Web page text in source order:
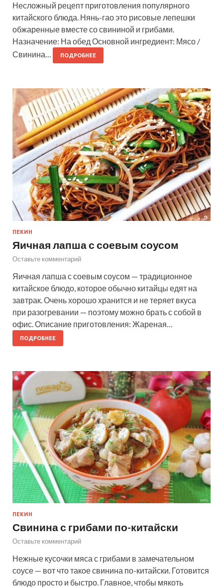
Несложный рецепт приготовления популярного
китайского блюда. Нянь-гао это рисовые лепешки
обжаренные вместе со свининой и грибами.
Назначение: На обед Основной ингредиент: Мясо /
Свинина…
ПОДРОБНЕЕ
ПЕКИН
Яичная лапша с соевым соусом
Оставьте комментарий
Яичная лапша с соевым соусом — традиционное
китайское блюдо, которое обычно китайцы едят на
завтрак. Очень хорошо хранится и не теряет вкуса
при разогревании — поэтому можно брать с собой в
офис. Описание приготовления: Жареная…
ПОДРОБНЕЕ
ПЕКИН
Свинина с грибами по-китайски
Оставьте комментарий
Нежные кусочки мяса с грибами в замечательном
соусе — вот что такое свинина по-китайски. Готовится
блюдо просто и быстро. Главное, чтобы мякоть